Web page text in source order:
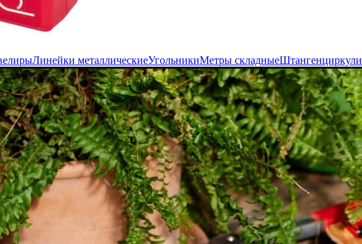
Линейки металлическиеУгольникиМетры складныеШтангенциркули